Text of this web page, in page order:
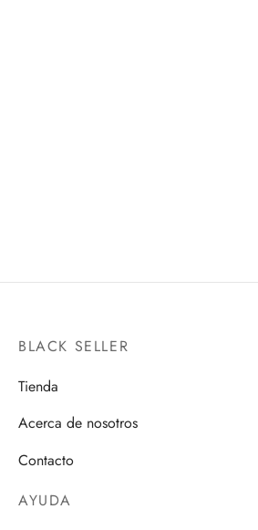
BLACK SELLER
Tienda
Acerca de nosotros
Contacto
AYUDA